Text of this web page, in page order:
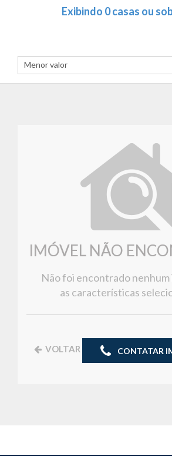
Exibindo 0 casas ou
IMÓVEL NÃO
Não foi encontrado nenhum
as características
VOLTAR CONTATAR